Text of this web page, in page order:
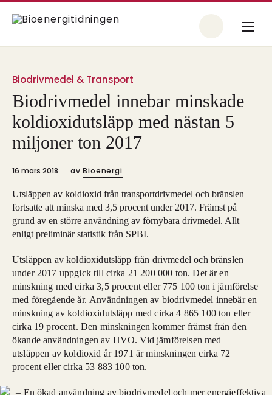
Biodrivmedel & Transport
Biodrivmedel innebar minskade
koldioxidutsläpp med nästan 5
miljoner ton 2017
16 mars 2018 av Bioenergi
Utsläppen av koldioxid från transportdrivmedel och bränslen
fortsatte att minska med 3,5 procent under 2017. Främst på
grund av en större användning av förnybara drivmedel. Allt
enligt preliminär statistik från SPBI.
Utsläppen av koldioxidutsläpp från drivmedel och bränslen
under 2017 uppgick till cirka 21 200 000 ton. Det är en
minskning med cirka 3,5 procent eller 775 100 ton i jämförelse
med föregående år. Användningen av biodrivmedel innebär en
minskning av koldioxidutsläpp med cirka 4 865 100 ton eller
cirka 19 procent. Den minskningen kommer främst från den
ökande användningen av HVO. Vid jämförelsen med
utsläppen av koldioxid år 1971 är minskningen cirka 72
procent eller cirka 53 883 100 ton.